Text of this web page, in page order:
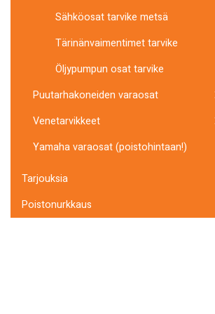
Sähköosat tarvike metsä
Tärinänvaimentimet tarvike
Öljypumpun osat tarvike
Puutarhakoneiden varaosat
Venetarvikkeet
Yamaha varaosat (poistohintaan!)
Tarjouksia
Poistonurkkaus